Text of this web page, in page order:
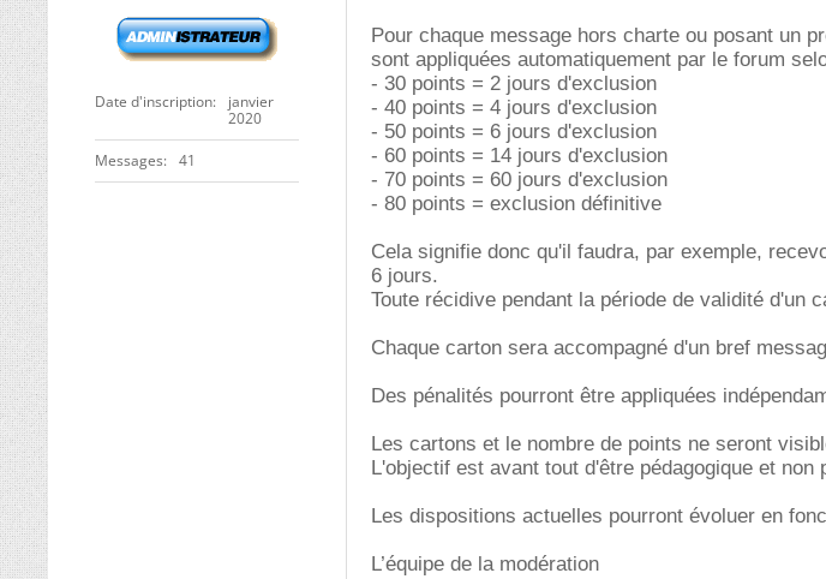
Date d'inscription
janvier
2020
Messages 41
Pour chaque message hors charte ou posant un
sont appliquées automatiquement par le forum
- 30 points = 2 jours d'exclusion
- 40 points = 4 jours d'exclusion
- 50 points = 6 jours d'exclusion
- 60 points = 14 jours d'exclusion
- 70 points = 60 jours d'exclusion
- 80 points = exclusion définitive
Cela signifie donc qu'il faudra, par exemple,
6 jours.
Toute récidive pendant la période de validité d'un
Chaque carton sera accompagné d'un bref
Des pénalités pourront être appliquées
Les cartons et le nombre de points ne seront
L'objectif est avant tout d'être pédagogique et non
Les dispositions actuelles pourront évoluer en
L’équipe de la modération